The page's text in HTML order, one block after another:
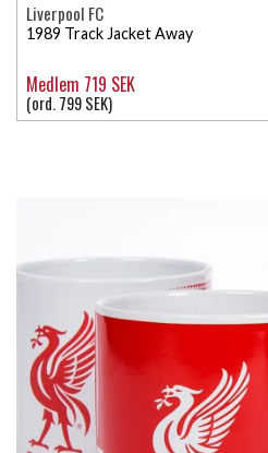
Liverpool FC
1989 Track Jacket Away
Medlem 719 SEK
(ord. 799 SEK)